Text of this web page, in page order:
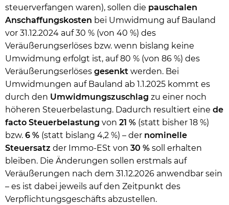
steuerverfangen waren), sollen die pauschalen
Anschaffungskosten bei Umwidmung auf Bauland
vor 31.12.2024 auf 30 % (von 40 %) des
Veräußerungserlöses bzw. wenn bislang keine
Umwidmung erfolgt ist, auf 80 % (von 86 %) des
Veräußerungserlöses gesenkt werden. Bei
Umwidmungen auf Bauland ab 1.1.2025 kommt es
durch den Umwidmungszuschlag zu einer noch
höheren Steuerbelastung. Dadurch resultiert eine de
facto Steuerbelastung von 21 % (statt bisher 18 %)
bzw. 6 % (statt bislang 4,2 %) – der nominelle
Steuersatz der Immo-ESt von 30 % soll erhalten
bleiben. Die Änderungen sollen erstmals auf
Veräußerungen nach dem 31.12.2026 anwendbar sein
– es ist dabei jeweils auf den Zeitpunkt des
Verpflichtungsgeschäfts abzustellen.